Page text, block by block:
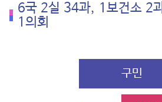
6국 2실 34과, 1보건소 2
1의회
구민